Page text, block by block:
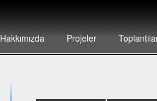
Hakkımızda Projeler